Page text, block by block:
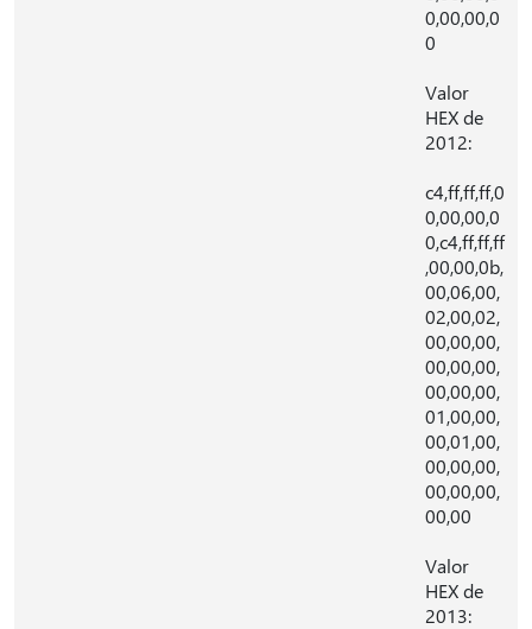
0,00,00,0
0
Valor
HEX de
2012:
c4,ff,ff,ff,0
0,00,00,0
0,c4,ff,ff,ff
,00,00,0b,
00,06,00,
02,00,02,
00,00,00,
00,00,00,
00,00,00,
01,00,00,
00,01,00,
00,00,00,
00,00,00,
00,00
Valor
HEX de
2013: